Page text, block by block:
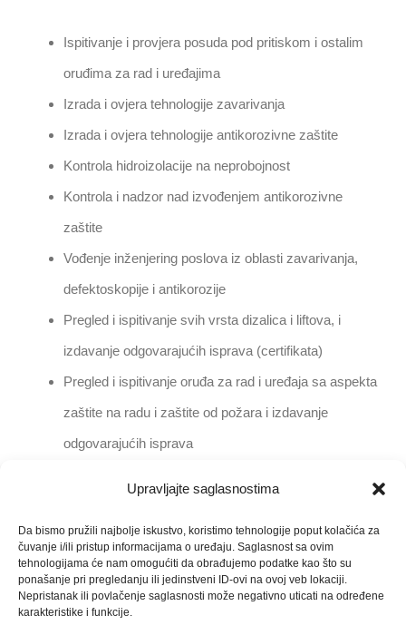
Upravljajte saglasnostima
Da bismo pružili najbolje iskustvo, koristimo tehnologije poput kolačića za
čuvanje i/ili pristup informacijama o uređaju. Saglasnost sa ovim
tehnologijama će nam omogućiti da obrađujemo podatke kao što su
ponašanje pri pregledanju ili jedinstveni ID-ovi na ovoj veb lokaciji.
Nepristanak ili povlačenje saglasnosti može negativno uticati na određene
karakteristike i funkcije.
Ispitivanje i provjera posuda pod pritiskom i ostalim
oruđima za rad i uređajima
Izrada i ovjera tehnologije zavarivanja
Izrada i ovjera tehnologije antikorozivne zaštite
Kontrola hidroizolacije na neprobojnost
Kontrola i nadzor nad izvođenjem antikorozivne
zaštite
Vođenje inženjering poslova iz oblasti zavarivanja,
defektoskopije i antikorozije
Pregled i ispitivanje svih vrsta dizalica i liftova, i
izdavanje odgovarajućih isprava (certifikata)
Pregled i ispitivanje oruđa za rad i uređaja sa aspekta
zaštite na radu i zaštite od požara i izdavanje
odgovarajućih isprava